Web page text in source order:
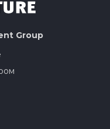
Group